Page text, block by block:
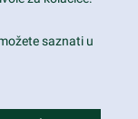
saznati u